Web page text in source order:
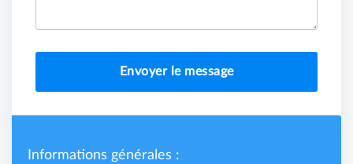
Envoyer le message
Informations générales :